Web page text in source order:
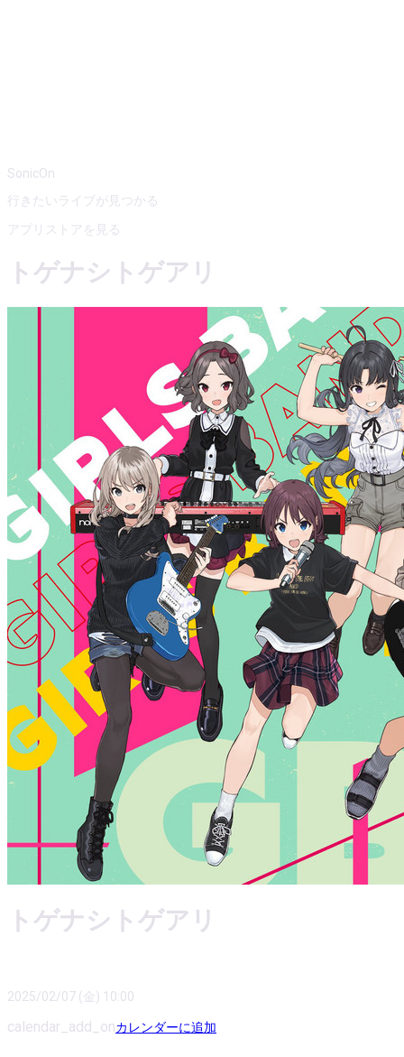
SonicOn
行きたいライブが見つかる
アプリストアを見る
トゲナシトゲアリ
トゲナシトゲアリ
2025/02/07 (金) 10:00
calendar_add_onカレンダーに追加